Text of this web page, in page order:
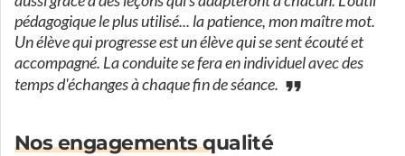
pédagogique le plus utilisé... la patience, mon maître mot.
Un élève qui progresse est un élève qui se sent écouté et
accompagné. La conduite se fera en individuel avec des
temps d'échanges à chaque fin de séance.
Nos engagements qualité